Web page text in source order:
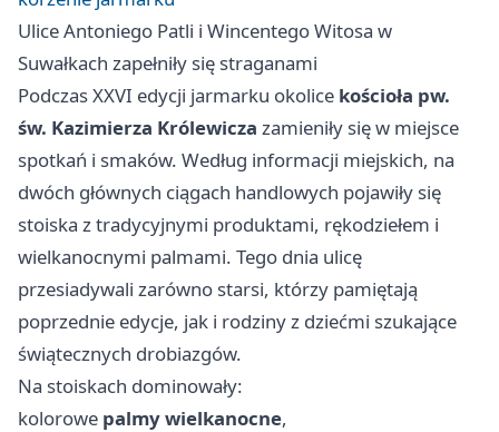
Ulice Antoniego Patli i Wincentego Witosa w
Suwałkach zapełniły się straganami
Podczas XXVI edycji jarmarku okolice kościoła pw.
św. Kazimierza Królewicza zamieniły się w miejsce
spotkań i smaków. Według informacji miejskich, na
dwóch głównych ciągach handlowych pojawiły się
stoiska z tradycyjnymi produktami, rękodziełem i
wielkanocnymi palmami. Tego dnia ulicę
przesiadywali zarówno starsi, którzy pamiętają
poprzednie edycje, jak i rodziny z dziećmi szukające
świątecznych drobiazgów.
Na stoiskach dominowały:
kolorowe palmy wielkanocne,